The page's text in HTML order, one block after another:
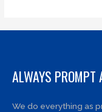
ALWAYS PROMPT
We do everything as